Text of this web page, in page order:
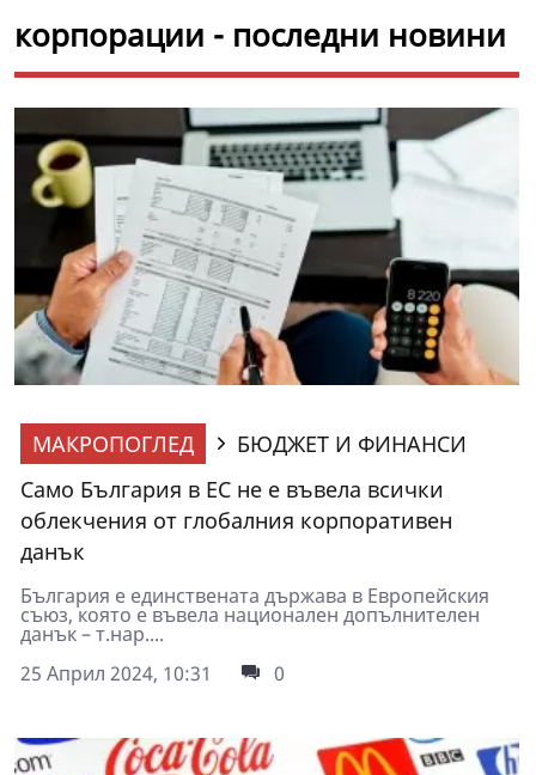
корпорации - последни новини
МАКРОПОГЛЕД
БЮДЖЕТ И ФИНАНСИ
Само България в ЕС не е въвела всички
облекчения от глобалния корпоративен
данък
България е единствената държава в Европейския
съюз, която е въвела национален допълнителен
данък – т.нар....
25 Април 2024, 10:31
0